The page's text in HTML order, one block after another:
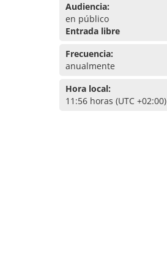
Audiencia:
en público
Entrada libre
Frecuencia:
anualmente
Hora local:
11:56 horas (UTC +02:00)